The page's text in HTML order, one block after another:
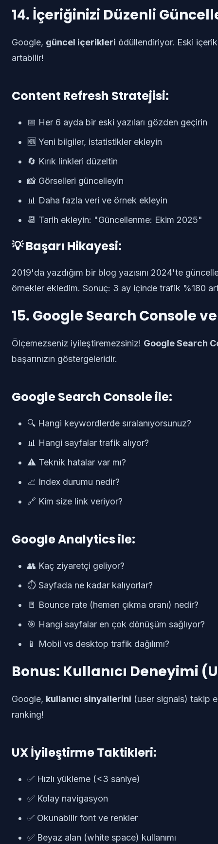
14. İçeriğinizi Düzenli
Google, güncel içerikleri ödüllendiriyor. Eski
artabilir!
Content Refresh Stratejisi:
📅 Her 6 ayda bir eski yazıları gözden geçirin
🆕 Yeni bilgiler, istatistikler ekleyin
🔄 Kırık linkleri düzeltin
📸 Görselleri güncelleyin
📊 Daha fazla veri ve örnek ekleyin
📆 Tarih ekleyin: "Güncellenme: Ekim 2025"
💡 Başarı Hikayesi:
2019'da yazdığım bir blog yazısını 2024'te
örnekler ekledim. Sonuç: 3 ay içinde trafik %180
15. Google Search Console
Ölçemezseniz iyileştiremezsiniz! Google Search
başarınızın göstergeleridir.
Google Search Console ile:
🔍 Hangi keywordlerde sıralanıyorsunuz?
📊 Hangi sayfalar trafik alıyor?
⚠️ Teknik hatalar var mı?
📈 Index durumu nedir?
🔗 Kim size link veriyor?
Google Analytics ile:
👥 Kaç ziyaretçi geliyor?
⏱️ Sayfada ne kadar kalıyorlar?
🚪 Bounce rate (hemen çıkma oranı) nedir?
🎯 Hangi sayfalar en çok dönüşüm sağlıyor?
📱 Mobil vs desktop trafik dağılımı?
Bonus: Kullanıcı Deneyimi
Google, kullanıcı sinyallerini (user signals) takip
ranking!
UX İyileştirme Taktikleri:
✅ Hızlı yükleme (<3 saniye)
✅ Kolay navigasyon
✅ Okunabilir font ve renkler
✅ Beyaz alan (white space) kullanımı